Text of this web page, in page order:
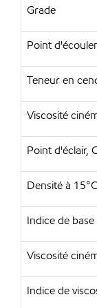
Grade
Point
Teneur en
Viscosité
Point d'éclair,
Densité à
Indice de
Viscosité
Indice de